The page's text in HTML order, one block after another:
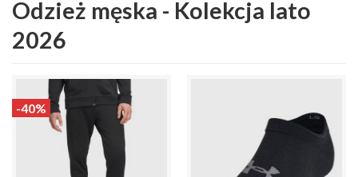
Odzież męska - Kolekcja lato
2026
-40%